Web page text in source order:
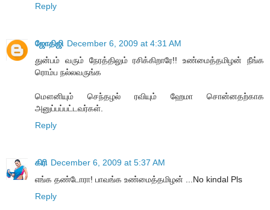
Reply
ஜோதிஜி December 6, 2009 at 4:31 AM
துன்பம் வரும் நேரத்திலும் ரசிக்கிறாரே!! உண்மைத்தமிழன் நீங்க
ரொம்ப நல்லவருங்க
மௌனியும் செந்தழல் ரவியும் ஹேமா சொன்னதற்காக
அனுப்பப்பட்டவர்கள்.
Reply
கிரி December 6, 2009 at 5:37 AM
எங்க தண்டோரா! பாவங்க உண்மைத்தமிழன் ...No kindal Pls
Reply